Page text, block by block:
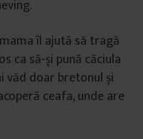
îl ajută să tragă
ca să-și pună căciula
văd doar bretonul și
ceafa, unde are